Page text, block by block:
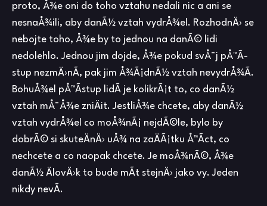
proto, Å¾e oni do toho vztahu nedali nic a ani se
nesnaÅ¾ili, aby danÃ½ vztah vydrÅ¾el. RozhodnÄ› se
nebojte toho, Å¾e by to jednou na danÃ© lidi
nedolehlo. Jednou jim dojde, Å¾e pokud svÅ¯j pÅ™Ã­
stup nezmÄ›nÃ­, pak jim Å¾Ã¡dnÃ½ vztah nevydrÅ¾Ã­.
BohuÅ¾el pÅ™Ã­stup lidÃ­ je kolikrÃ¡t to, co danÃ½
vztah mÅ¯Å¾e zniÄit. JestliÅ¾e chcete, aby danÃ½
vztah vydrÅ¾el co moÅ¾nÃ¡ nejdÃ©le, bylo by
dobrÃ© si skuteÄnÄ› uÅ¾ na zaÄÃ¡tku Å™Ã­ct, co
nechcete a co naopak chcete. Je moÅ¾nÃ©, Å¾e
danÃ½ ÄlovÄ›k to bude mÃ­t stejnÄ› jako vy. Jeden
nikdy nevÃ­.